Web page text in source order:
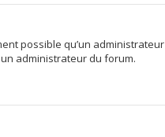
possible qu’un administrateur
administrateur du forum.